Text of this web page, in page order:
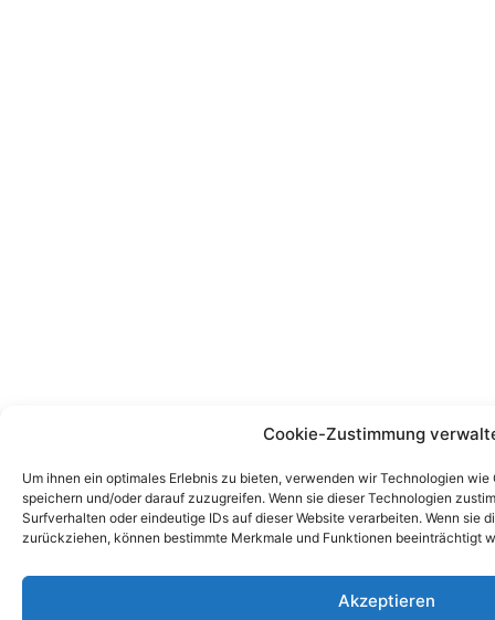
Cookie-Zustimmung
Um ihnen ein optimales Erlebnis zu bieten, verwenden wir Technologien
speichern und/oder darauf zuzugreifen. Wenn sie dieser Technologien
Surfverhalten oder eindeutige IDs auf dieser Website verarbeiten. Wenn sie
zurückziehen, können bestimmte Merkmale und Funktionen beeinträchtigt
Akzeptieren